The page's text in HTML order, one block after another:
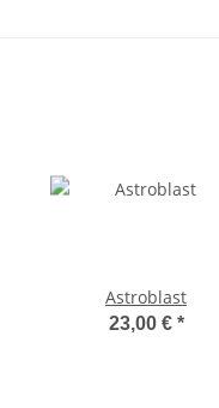
Astroblast
23,00 € *